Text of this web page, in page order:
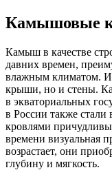
Камышовые
Камыш в качестве
давних времен,
влажным климатом.
крыши, но и стены.
в экваториальных
в России также стали
кровлями
времени визуальная
возрастает, они
глубину и мягкость.